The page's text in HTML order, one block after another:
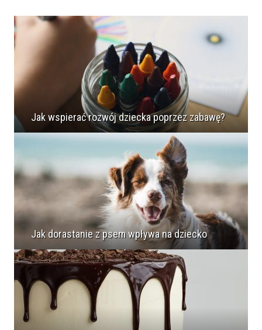
Jak wspierać rozwój dziecka poprzez zabawę?
Jak dorastanie z psem wpływa na dziecko